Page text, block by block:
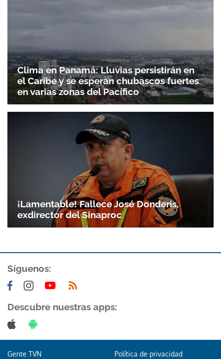
Clima en Panamá: Lluvias persistirán en
el Caribe y se esperan chubascos fuertes
en varias zonas del Pacífico
¡Lamentable! Fallece José Donderis,
exdirector del Sinaproc
Síguenos:
Descubre nuestras apps:
Gente TVN Política de privacidad